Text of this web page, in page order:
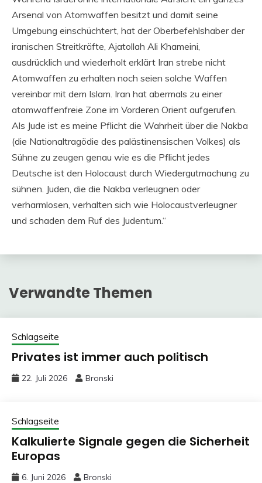
Arsenal von Atomwaffen besitzt und damit seine
Umgebung einschüchtert, hat der Oberbefehlshaber der
iranischen Streitkräfte, Ajatollah Ali Khameini,
ausdrücklich und wiederholt erklärt Iran strebe nicht
Atomwaffen zu erhalten noch seien solche Waffen
vereinbar mit dem Islam. Iran hat abermals zu einer
atomwaffenfreie Zone im Vorderen Orient aufgerufen.
Als Jude ist es meine Pflicht die Wahrheit über die Nakba
(die Nationaltragödie des palästinensischen Volkes) als
Sühne zu zeugen genau wie es die Pflicht jedes
Deutsche ist den Holocaust durch Wiedergutmachung zu
sühnen. Juden, die die Nakba verleugnen oder
verharmlosen, verhalten sich wie Holocaustverleugner
und schaden dem Ruf des Judentum.“
Verwandte Themen
Schlagseite
Privates ist immer auch politisch
22. Juli 2026 Bronski
Schlagseite
Kalkulierte Signale gegen die Sicherheit
Europas
6. Juni 2026 Bronski